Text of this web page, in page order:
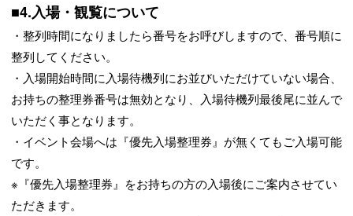
■4.入場・観覧について
・整列時間になりましたら番号をお呼びしますので、番号順に
整列してください。
・入場開始時間に入場待機列にお並びいただけていない場合、
お持ちの整理券番号は無効となり、入場待機列最後尾に並んで
いただく事となります。
・イベント会場へは『優先入場整理券』が無くてもご入場可能
です。
※『優先入場整理券』をお持ちの方の入場後にご案内させてい
ただきます。